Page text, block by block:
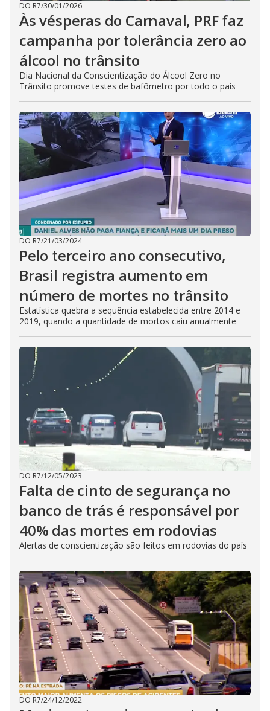
DO R7/30/01/2026
Às vésperas do Carnaval, PRF faz
campanha por tolerância zero ao
álcool no trânsito
Dia Nacional da Conscientização do Álcool Zero no
Trânsito promove testes de bafômetro por todo o país
DO R7/21/03/2024
Pelo terceiro ano consecutivo,
Brasil registra aumento em
número de mortes no trânsito
Estatística quebra a sequência estabelecida entre 2014 e
2019, quando a quantidade de mortos caiu anualmente
DO R7/12/05/2023
Falta de cinto de segurança no
banco de trás é responsável por
40% das mortes em rodovias
Alertas de conscientização são feitos em rodovias do país
DO R7/24/12/2022